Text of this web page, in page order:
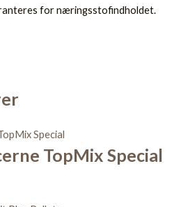
for næringsstofindholdet.
TopMix Special